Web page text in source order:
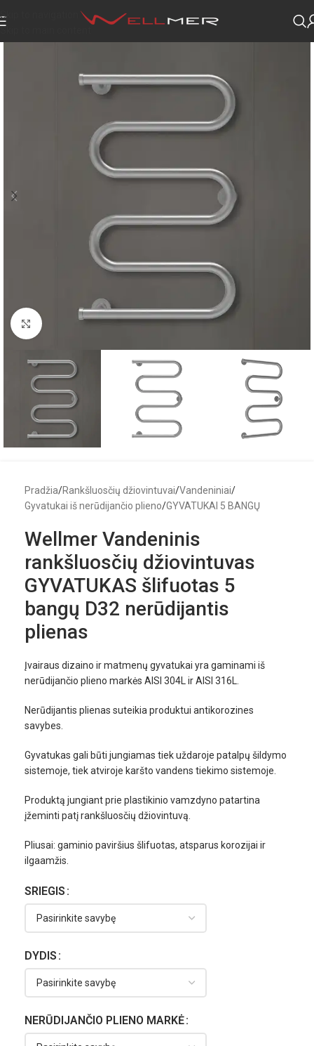
Skip to navigation
Click to enlarge
Pradžia/Rankšluosčių džiovintuvai/Vandeniniai/
Gyvatukai iš nerūdijančio plieno/GYVATUKAI 5 BANGŲ
Wellmer Vandeninis
rankšluosčių džiovintuvas
GYVATUKAS šlifuotas 5
bangų D32 nerūdijantis
plienas
Įvairaus dizaino ir matmenų gyvatukai yra gaminami iš
nerūdijančio plieno markės AISI 304L ir AISI 316L.
Nerūdijantis plienas suteikia produktui antikorozines
savybes.
Gyvatukas gali būti jungiamas tiek uždaroje patalpų šildymo
sistemoje, tiek atviroje karšto vandens tiekimo sistemoje.
Produktą jungiant prie plastikinio vamzdyno patartina
įžeminti patį rankšluosčių džiovintuvą.
Pliusai: gaminio paviršius šlifuotas, atsparus korozijai ir
ilgaamžis.
SRIEGIS
DYDIS
NERŪDIJANČIO PLIENO MARKĖ